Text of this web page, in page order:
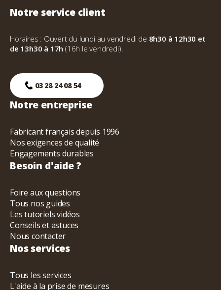
Notre service client
Horaires : Ouvert du lundi au vendredi de 8h30 à 12h30 et
de 13h30 à 17h(16h le vendredi).
03 28 24 08 54
Notre entreprise
Fabricant français depuis 1996
Nos exigences de qualité
Engagements durables
Besoin d'aide ?
Foire aux questions
Tous nos guides
Les tutoriels vidéos
Conseils et astuces
Nous contacter
Nos services
Tous les services
L'aide à la prise de mesures